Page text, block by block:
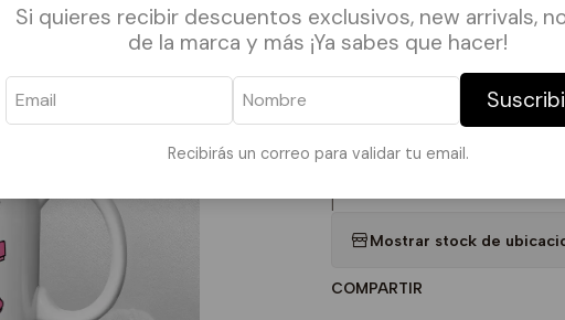
Si quieres recibir descuentos exclusivos, new arrivals,
de la marca y más ¡Ya sabes que hacer!
Recibirás un correo para validar tu email.
TOTE BAGS ACCESORIOS POLERAS POLERONES TAZAS PAPELERÍA &
DESCRIPCIÓN:
Diseño exclusivo por INLOV*
|
Mostrar stock de
COMPARTIR